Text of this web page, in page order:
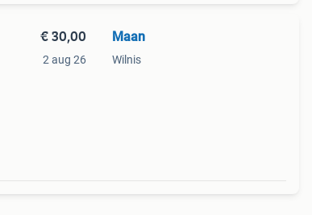
€ 30,00
2 aug 26
Maan
Wilnis